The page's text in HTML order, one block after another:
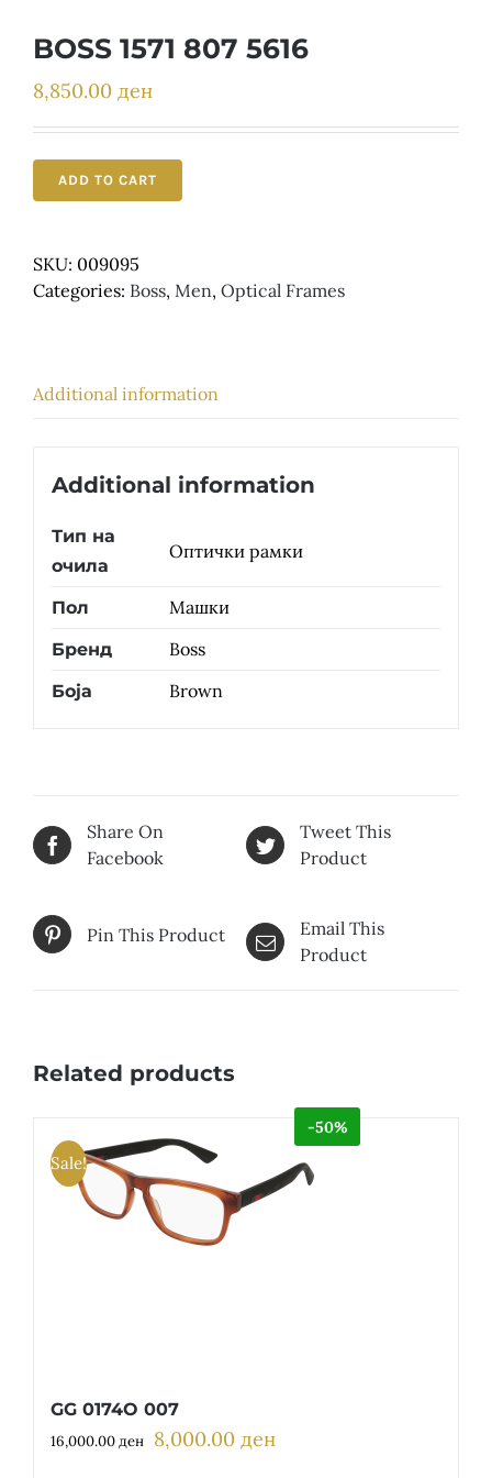
BOSS 1571 807 5616
8,850.00 ден
ADD TO CART
SKU: 009095
Categories: Boss, Men, Optical Frames
Additional information
Additional information
Тип на
очила
Оптички рамки
Пол Машки
Бренд Boss
Боја Brown
Share On
Facebook
Tweet This
Product
Pin This Product
Email This
Product
Related products
Sale!
-50%
GG 0174O 007
16,000.00ден Original
8,000.00 денCurrent